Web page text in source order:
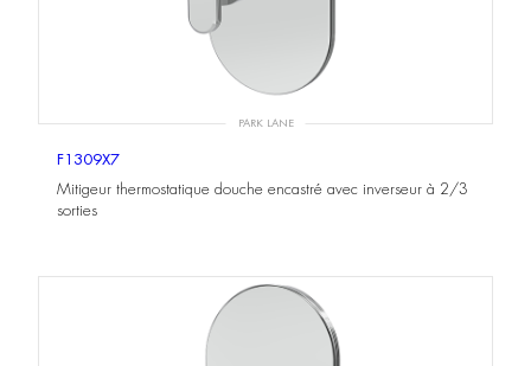
PARK LANE
F1309X7
Mitigeur thermostatique douche encastré avec inverseur à 2/3
sorties